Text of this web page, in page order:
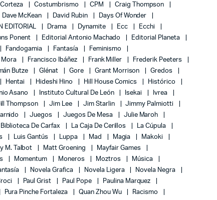
Corteza Costumbrismo CPM
Craig Thompson
Dave McKean David Rubin
Days Of Wonder
EDITORIAL Drama Dynamite Ecc
Ecchi
Ponent Editorial Antonio Machado
Editorial Planeta
Fandogamia Fantasía
Feminismo
Mora Francisco Ibáñez Frank Miller
Frederik Peeters
Butze Glénat Gore Grant Morrison
Gredos
Hentai Hideshi Hino Hill House Comics
Histórico
Asano Instituto Cultural De León Isekai
Ivrea
Thompson Jim Lee Jim Starlin
Jimmy Palmiotti
Juegos Juegos De Mesa
Julie Maroh
Biblioteca De Carfax La Caja De Cerillos
La Cúpula
Luis Gantús Luppa Mad Magia
Makoki
M. Talbot Matt Groening
Mayfair Games
Momentum Moneros Moztros
Música
Novela Grafica Novela Ligera
Novela Negra
Paul Grist Paul Pope
Paulina Marquez
Pura Pinche Fortaleza Quan Zhou Wu
Racismo